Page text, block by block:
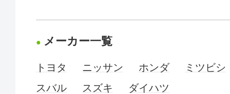
メーカー一覧
トヨタ ニッサン ホンダ
ミツビシ
スバル
スズキ ダイハツ